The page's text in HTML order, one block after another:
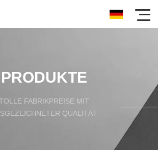
PRODUKTE
FABRIKPREISE MIT
QUALITÄT